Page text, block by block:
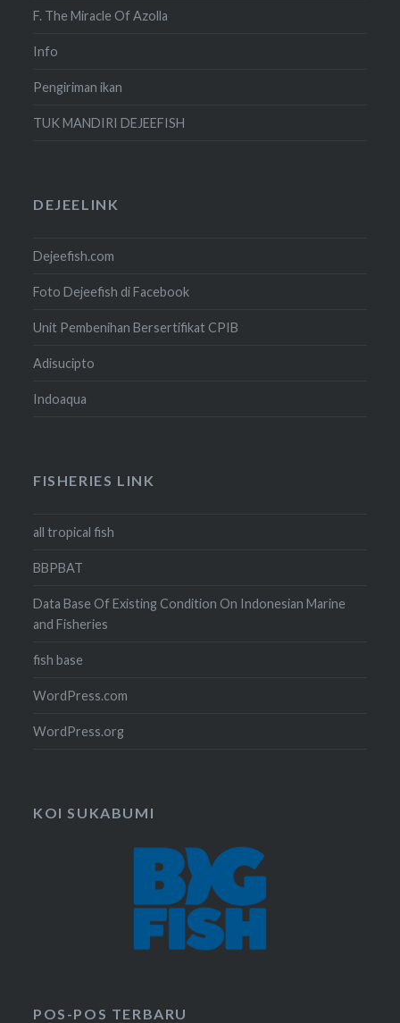
F. The Miracle Of Azolla
Info
Pengiriman ikan
TUK MANDIRI DEJEEFISH
DEJEELINK
Dejeefish.com
Foto Dejeefish di Facebook
Unit Pembenihan Bersertifikat CPIB
Adisucipto
Indoaqua
FISHERIES LINK
all tropical fish
BBPBAT
Data Base Of Existing Condition On Indonesian Marine
and Fisheries
fish base
WordPress.com
WordPress.org
KOI SUKABUMI
POS-POS TERBARU